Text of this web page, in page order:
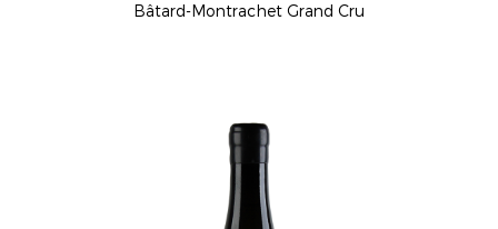
Bâtard-Montrachet Grand Cru